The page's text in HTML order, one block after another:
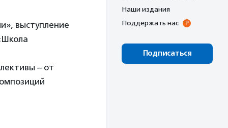
выступление
– от
Наши издания
Поддержать нас
Подписаться